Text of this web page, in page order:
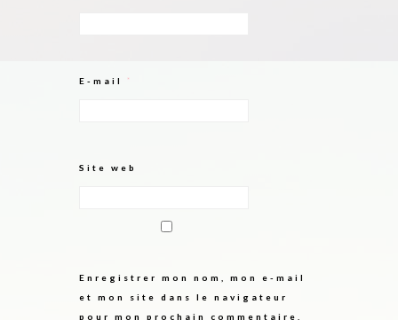
E-mail *
Site web
Enregistrer mon nom, mon e-mail
et mon site dans le navigateur
pour mon prochain commentaire.